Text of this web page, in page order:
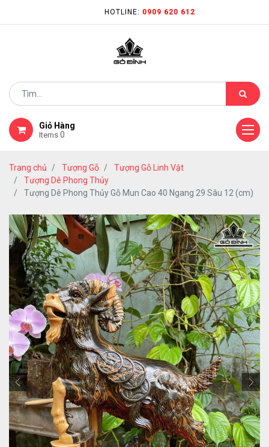
HOTLINE: 0909 620 612
Giỏ Hàng
Items 0
Trang chủ Tượng Gỗ
Tượng Gỗ Linh Vật
Tượng Dê Phong Thủy
Tượng Dê Phong Thủy Gỗ Mun Cao 40 Ngang 29 Sâu 12 (cm)